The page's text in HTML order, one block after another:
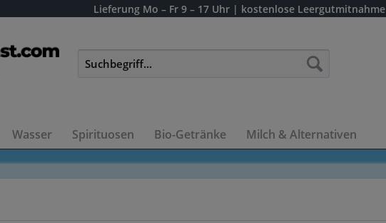
Lieferung Mo – Fr 9 – 17 Uhr | kostenlose Leergutmitnahme
Wasser Spirituosen Bio-Getränke Milch & Alternativen